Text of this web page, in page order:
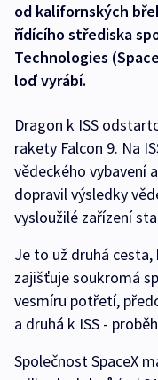
od kalifornských
řídícího střediska
Technologies
loď vyrábí.
Dragon k ISS
rakety Falcon 9. Na
vědeckého vybavení
dopravil výsledky
vysloužilé zařízení
Je to už druhá
zajišťuje soukromá
vesmíru potřetí,
a druhá k ISS -
Společnost SpaceX